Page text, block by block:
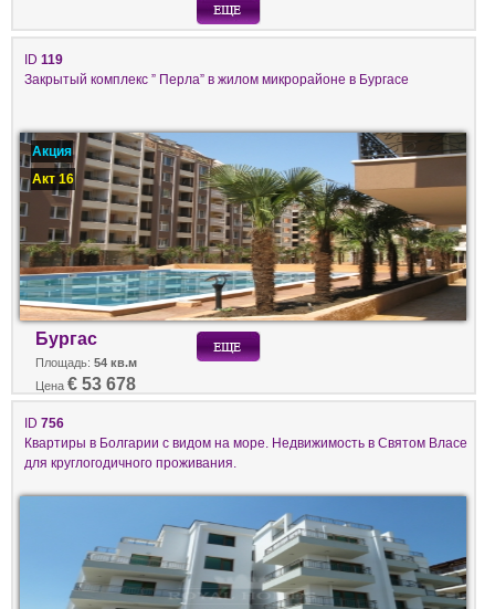
ID 119
Закрытый комплекс ” Перла” в жилом микрорайоне в Бургасе
Акция
Акт 16
Бургас
Площадь: 54 кв.м
Цена € 53 678
ID 756
Квартиры в Болгарии с видом на море. Недвижимость в Святом Власе
для круглогодичного проживания.